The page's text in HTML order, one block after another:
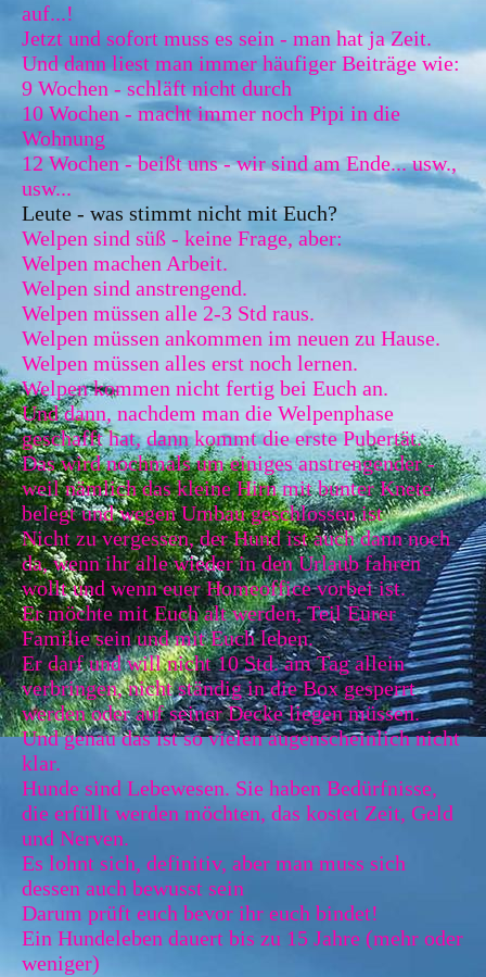
auf...!
Jetzt und sofort muss es sein - man hat ja Zeit.
Und dann liest man immer häufiger Beiträge wie:
9 Wochen - schläft nicht durch
10 Wochen - macht immer noch Pipi in die
Wohnung
12 Wochen - beißt uns - wir sind am Ende... usw.,
usw...
Leute - was stimmt nicht mit Euch?
Welpen sind süß - keine Frage, aber:
Welpen machen Arbeit.
Welpen sind anstrengend.
Welpen müssen alle 2-3 Std raus.
Welpen müssen ankommen im neuen zu Hause.
Welpen müssen alles erst noch lernen.
Welpen kommen nicht fertig bei Euch an.
Und dann, nachdem man die Welpenphase
geschafft hat, dann kommt die erste Pubertät.
Das wird nochmals um einiges anstrengender -
weil nämlich das kleine Hirn mit bunter Knete
belegt und wegen Umbau geschlossen ist
Nicht zu vergessen, der Hund ist auch dann noch
da, wenn ihr alle wieder in den Urlaub fahren
wollt und wenn euer Homeoffice vorbei ist.
Er möchte mit Euch alt werden, Teil Eurer
Familie sein und mit Euch leben.
Er darf und will nicht 10 Std. am Tag allein
verbringen, nicht ständig in die Box gesperrt
werden oder auf seiner Decke liegen müssen.
Und genau das ist so vielen augenscheinlich nicht
klar.
Hunde sind Lebewesen. Sie haben Bedürfnisse,
die erfüllt werden möchten, das kostet Zeit, Geld
und Nerven.
Es lohnt sich, definitiv, aber man muss sich
dessen auch bewusst sein
Darum prüft euch bevor ihr euch bindet!
Ein Hundeleben dauert bis zu 15 Jahre (mehr oder
weniger)